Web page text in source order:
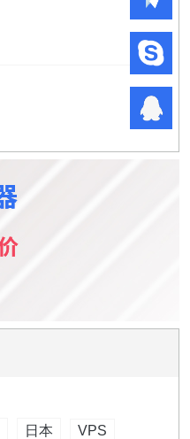
日本 VPS